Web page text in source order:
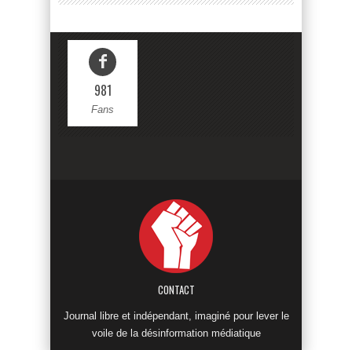
981
Fans
CONTACT
Journal libre et indépendant, imaginé pour lever le
voile de la désinformation médiatique